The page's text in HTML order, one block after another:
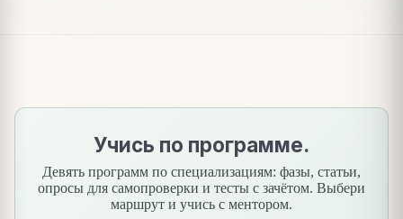
Учись по программе.
Девять программ по специализациям: фазы, статьи,
опросы для самопроверки и тесты с зачётом. Выбери
маршрут и учись с ментором.